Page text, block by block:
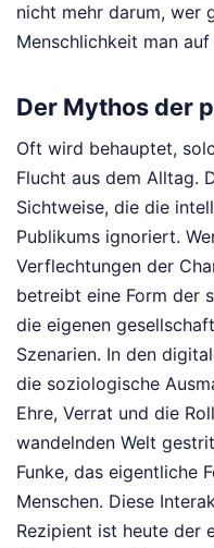
nicht mehr darum, wer
Menschlichkeit man
Der Mythos der
Oft wird behauptet,
Flucht aus dem Alltag.
Sichtweise, die die
Publikums ignoriert.
Verflechtungen der
betreibt eine Form der
die eigenen
Szenarien. In den
die soziologische
Ehre, Verrat und die
wandelnden Welt
Funke, das eigentliche
Menschen. Diese
Rezipient ist heute der